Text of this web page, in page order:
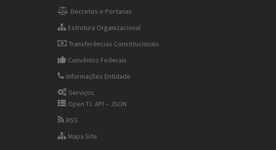
Decretos e Portarias
Estrutura Organizacional
Transferências Constitucionais
Convênios Federais
Informações Entidade
Serviços
Open T.I. API – JSON
RSS
Mapa Site